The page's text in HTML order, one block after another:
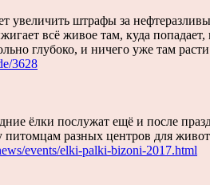
увеличить штрафы за
всё живое там, куда
глубоко, и ничего уже там
3628
ёлки послужат ещё и после
питомцам разных центров для
events/elki-palki-bizoni-2017.html